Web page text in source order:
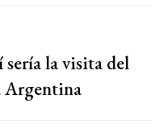
sería la visita del
Argentina